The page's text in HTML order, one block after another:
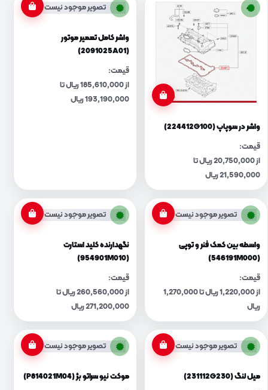
واشر در سوپاپ (224412G100)
قیمت:
از 20,750,000 ریال تا
21,590,000 ریال
تصویر موجود نیست
واشر کامل تعمیر موتور
(2091025A01)
قیمت:
از 185,610,000 ریال تا
193,190,000 ریال
تصویر موجود نیست
واسطه بین کمک فنر و توپی
(546191M000)
قیمت:
از 1,220,000 ریال تا 1,270,000
ریال
تصویر موجود نیست
نگهدارنده کلید استارت
(954901M010)
قیمت:
از 260,560,000 ریال تا
271,200,000 ریال
تصویر موجود نیست
میل لنگ (231112G230)
تصویر موجود نیست
موکت نیو سراتو بژ (P814021M04)